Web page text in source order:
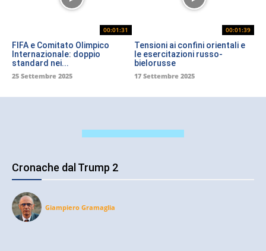
00:01:31
FIFA e Comitato Olimpico
Internazionale: doppio
standard nei...
25 Settembre 2025
00:01:39
Tensioni ai confini orientali e
le esercitazioni russo-
bielorusse
17 Settembre 2025
Cronache dal Trump 2
Giampiero Gramaglia